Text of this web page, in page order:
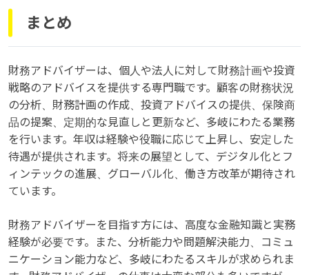
まとめ
財務アドバイザーは、個人や法人に対して財務計画や投資
戦略のアドバイスを提供する専門職です。顧客の財務状況
の分析、財務計画の作成、投資アドバイスの提供、保険商
品の提案、定期的な見直しと更新など、多岐にわたる業務
を行います。年収は経験や役職に応じて上昇し、安定した
待遇が提供されます。将来の展望として、デジタル化とフ
ィンテックの進展、グローバル化、働き方改革が期待され
ています。
財務アドバイザーを目指す方には、高度な金融知識と実務
経験が必要です。また、分析能力や問題解決能力、コミュ
ニケーション能力など、多岐にわたるスキルが求められま